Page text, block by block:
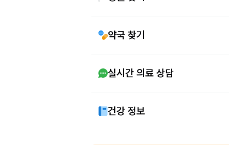
약국 찾기
실시간 의료 상담
건강 정보